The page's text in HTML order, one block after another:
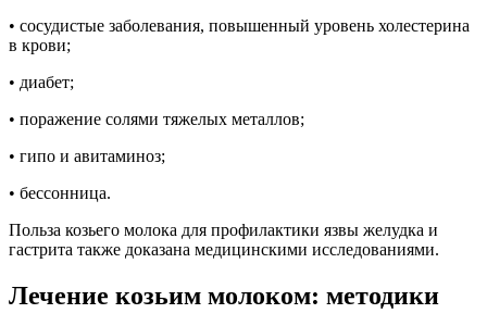
• сосудистые заболевания, повышенный уровень холестерина
в крови;
• диабет;
• поражение солями тяжелых металлов;
• гипо и авитаминоз;
• бессонница.
Польза козьего молока для профилактики язвы желудка и
гастрита также доказана медицинскими исследованиями.
Лечение козьим молоком: методики